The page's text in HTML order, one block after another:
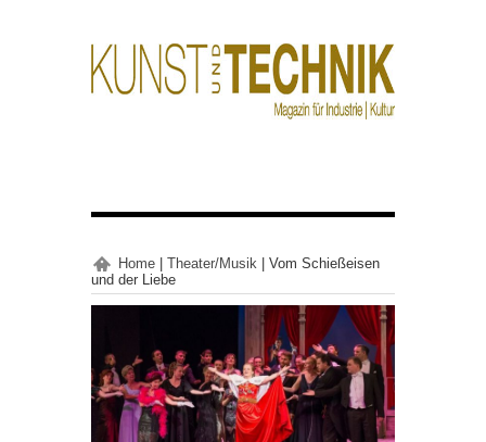
Home Theater/Musik
Vom Schießeisen
und der Liebe